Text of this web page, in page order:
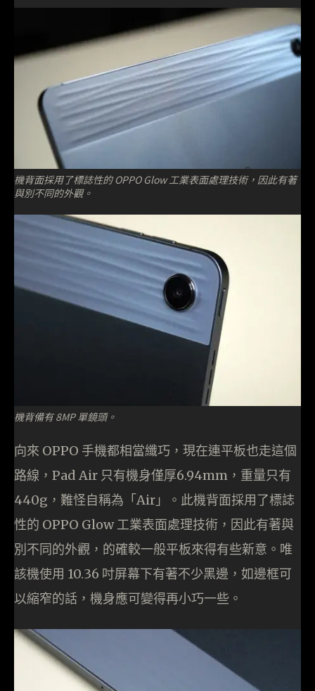
機背面採用了標誌性的 OPPO Glow 工業表面處理技術，因此有著
與別不同的外觀。
機背備有 8MP 單鏡頭。
向來 OPPO 手機都相當纖巧，現在連平板也走這個
路線，Pad Air 只有機身僅厚6.94mm，重量只有
440g，難怪自稱為「Air」。此機背面採用了標誌
性的 OPPO Glow 工業表面處理技術，因此有著與
別不同的外觀，的確較一般平板來得有些新意。唯
該機使用 10.36 吋屏幕下有著不少黑邊，如邊框可
以縮窄的話，機身應可變得再小巧一些。